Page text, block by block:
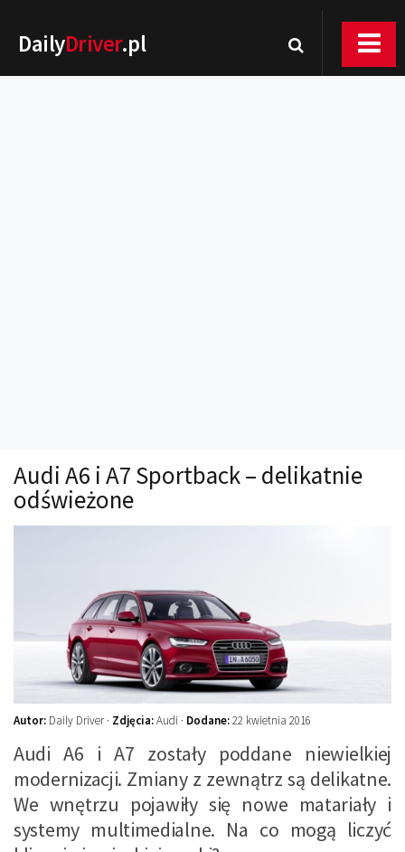
DailyDriver.pl
Technika jazdy
Oświetlenie
Auto z niemiec
Audi A6 i A7 Sportback – delikatnie
odświeżone
Autor: Daily Driver · Zdjęcia:Audi · Dodane:22 kwietnia 2016
Audi A6 i A7 zostały poddane niewielkiej
modernizacji. Zmiany z zewnątrz są delikatne.
We wnętrzu pojawiły się nowe matariały i
systemy multimedialne. Na co mogą liczyć